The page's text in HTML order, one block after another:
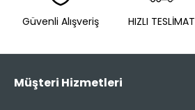
Güvenli Alışveriş HIZLI TESLİMAT
Müşteri Hizmetleri